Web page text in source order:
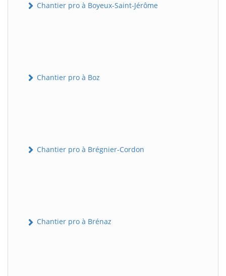
Chantier pro à Boyeux-Saint-Jérôme
Chantier pro à Boz
Chantier pro à Brégnier-Cordon
Chantier pro à Brénaz